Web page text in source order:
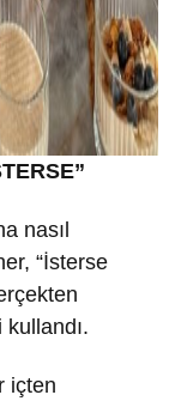
nasıl
“İsterse
içten